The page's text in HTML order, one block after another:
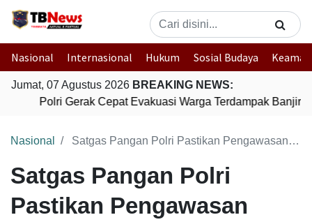
Nasional Internasional Hukum Sosial Budaya
Jumat, 07 Agustus 2026 BREAKING NEWS:
Polri Gerak Cepat Evakuasi Warga Terdampak Banjir di
Nasional Satgas Pangan Polri Pastikan Pengawasan Seluruh Penjualan MinyaKita
Satgas Pangan Polri
Pastikan Pengawasan